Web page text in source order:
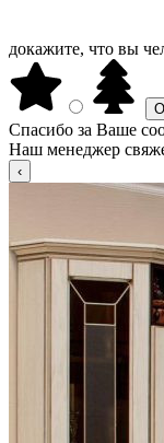
докажите, что вы
Спасибо за Ваше
Наш менеджер